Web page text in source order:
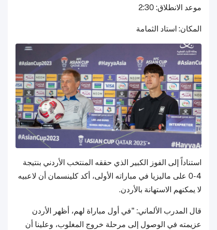
موعد الانطلاق: 2:30
المكان: استاد الثمامة
استناداً إلى الفوز الكبير الذي حققه المنتخب الأردني بنتيجة
4-0 على ماليزيا في مباراته الأولى، أكد كلينسمان أن لاعبيه
لا يمكنهم الاستهانة بالأردن.
قال المدرب الألماني: "في أول مباراة لهم، أظهر الأردن
عزيمته في الوصول إلى مرحلة خروج المغلوب، وعلينا أن